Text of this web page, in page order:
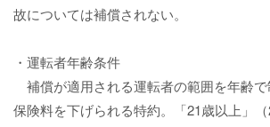
故については補償されない。
・運転者年齢条件
補償が適用される運転者の範囲を年齢で
保険料を下げられる特約。「21歳以上」